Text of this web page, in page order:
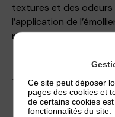
textures et des odeurs
l’application de
routine, le produit doit
Ce site peut déposer
pages des cookies et
de certains cookies
fonctionnalités du site.